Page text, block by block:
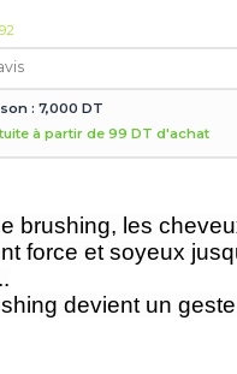
: 7,000 DT
à partir de 99 DT d'achat
brushing, les
force et soyeux
devient un